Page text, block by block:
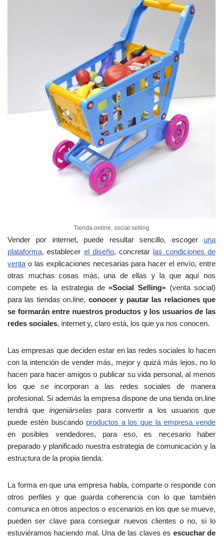
n
e
i
t
o
e
n
E
s
p
a
Ã
a
,
c
o
n
Tienda online, social selling
Vender por internet, puede resultar sencillo, escoger una
plataforma, establecer el diseño, concretar las condiciones de
venta o las explicaciones necesarias para hacer el envío, entre
otras muchas cosas más, una de ellas y la que aquí nos
compete es la estrategia de«Social Selling» (venta social)
para las tiendas on.line, conocer y pautar las relaciones que
se formarán entre nuestros productos y los usuarios de las
redes sociales, internet y, claro está, los que ya nos conocen.
Las empresas que deciden estar en las redes sociales lo hacen
con la intención de vender más, mejor y quizá más lejos, no lo
hacen para hacer amigos o publicar su vida personal, al menos
los que se incorporan a las redes sociales de manera
profesional. Si además la empresa dispone de una tienda on.line
tendrá que ingeniárselas para convertir a los usuarios que
puede estén buscando productos a los que la empresa vende
en posibles vendedores, para eso, es necesario haber
preparado y planificado nuestra estrategia de comunicación y la
estructura de la propia tienda.
La forma en que una empresa habla, comparte o responde con
otros perfiles y que guarda coherencia con lo que también
comunica en otros aspectos o escenarios en los que se mueve,
pueden ser clave para conseguir nuevos clientes o no, si lo
estuviéramos haciendo mal. Una de las claves es escuchar de